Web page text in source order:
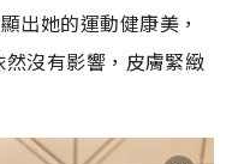
出她的運動健康美，
沒有影響，皮膚緊緻